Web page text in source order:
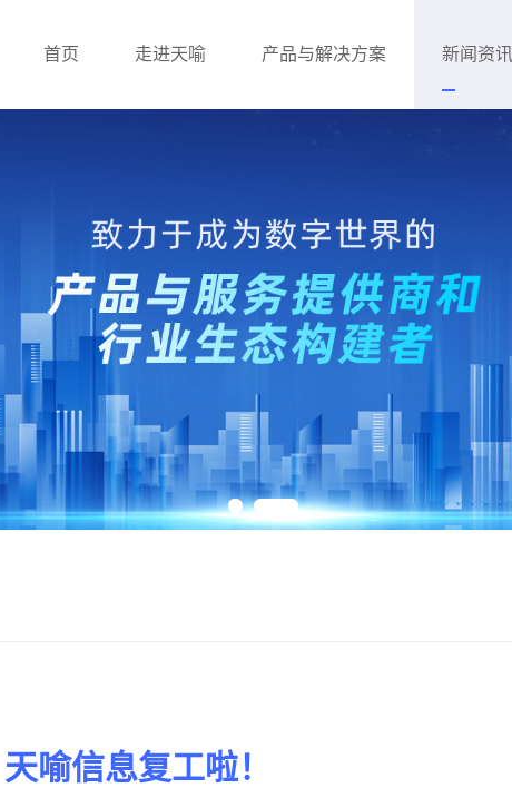
首页 走进天喻 产品与解决方案 新闻资
喻信息复工啦！